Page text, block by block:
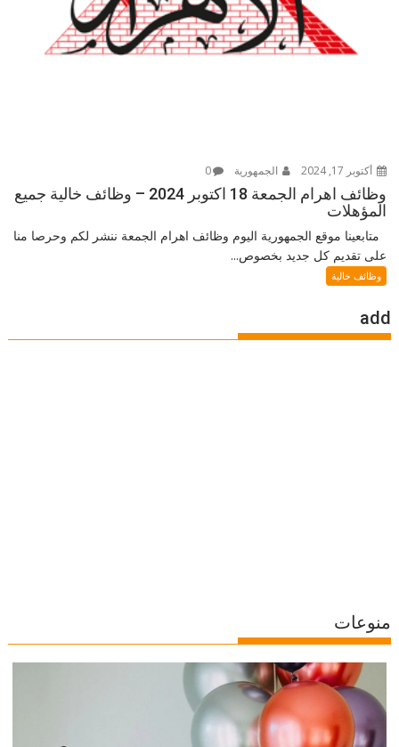
أكتوبر 17, 2024 الجمهورية 0
وظائف اهرام الجمعة 18 اكتوبر 2024 – وظائف خالية جميع
المؤهلات
متابعينا موقع الجمهورية اليوم وظائف اهرام الجمعة ننشر لكم وحرصا منا
على تقديم كل جديد بخصوص...
وظائف خالية
add
منوعات